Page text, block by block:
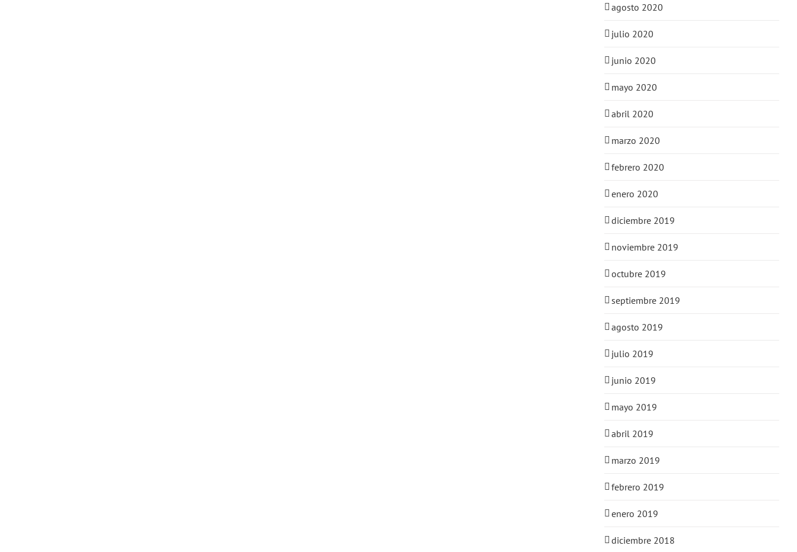
agosto 2020
julio 2020
junio 2020
mayo 2020
abril 2020
marzo 2020
febrero 2020
enero 2020
diciembre 2019
noviembre 2019
octubre 2019
septiembre 2019
agosto 2019
julio 2019
junio 2019
mayo 2019
abril 2019
marzo 2019
febrero 2019
enero 2019
diciembre 2018